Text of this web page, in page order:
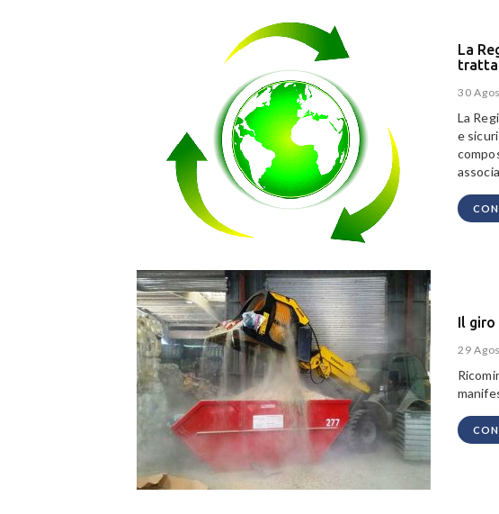
La
30
La
e
Il
29